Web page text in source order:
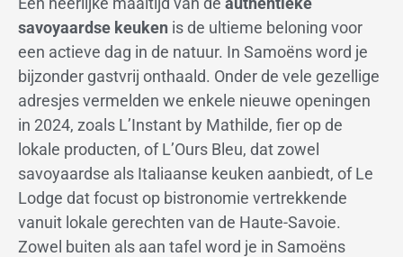
savoyaardse keuken is de ultieme beloning voor
een actieve dag in de natuur. In Samoëns word je
bijzonder gastvrij onthaald. Onder de vele gezellige
adresjes vermelden we enkele nieuwe openingen
in 2024, zoals L’Instant by Mathilde, fier op de
lokale producten, of L’Ours Bleu, dat zowel
savoyaardse als Italiaanse keuken aanbiedt, of Le
Lodge dat focust op bistronomie vertrekkende
vanuit lokale gerechten van de Haute-Savoie.
Zowel buiten als aan tafel word je in Samoëns